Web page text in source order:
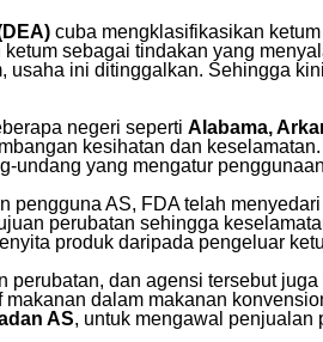
cuba mengklasifikasikan
sebagai tindakan yang
ini ditinggalkan. Sehingga
negeri seperti Alabama,
kesihatan dan
undang yang mengatur
AS, FDA telah
perubatan sehingga
produk daripada pengeluar
dan agensi tersebut
dalam makanan
AS, untuk mengawal penjualan